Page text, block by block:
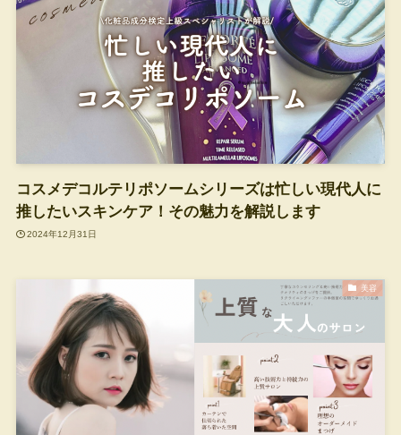
コスメデコルテリポソームシリーズは忙しい現代人に
推したいスキンケア！その魅力を解説します
2024年12月31日
美容